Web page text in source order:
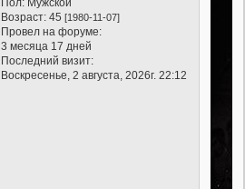
Возраст: 45[1980-11-07]
Провел на форуме:
3 месяца 17 дней
Последний визит:
Воскресенье, 2 августа, 2026г. 22:12